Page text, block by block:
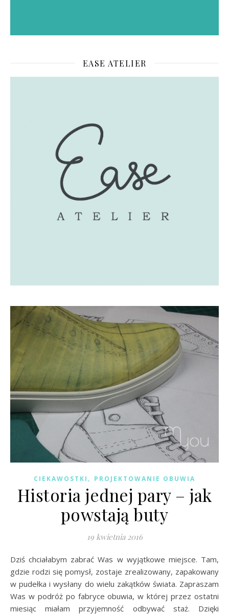
EASE ATELIER
CIEKAWOSTKI , PROJEKTOWANIE OBUWIA
Historia jednej pary – jak
powstają buty
19 kwietnia 2016
Dziś chciałabym zabrać Was w wyjątkowe miejsce. Tam,
gdzie rodzi się pomysł, zostaje zrealizowany, zapakowany
w pudełka i wysłany do wielu zakątków świata. Zapraszam
Was w podróż po fabryce obuwia, w której przez ostatni
miesiąc miałam przyjemność odbywać staż. Dzięki